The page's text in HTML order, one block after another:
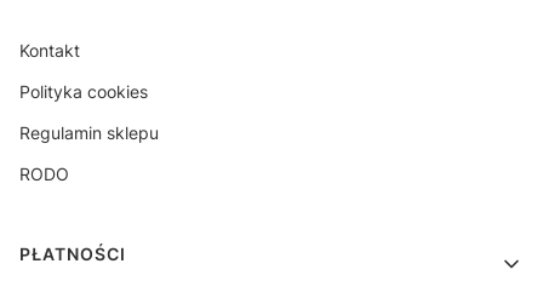
Kontakt
Polityka cookies
Regulamin sklepu
RODO
PŁATNOŚCI